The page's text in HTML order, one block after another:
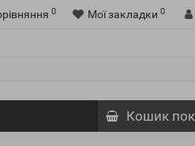
0 Мої закладки 0
Кошик